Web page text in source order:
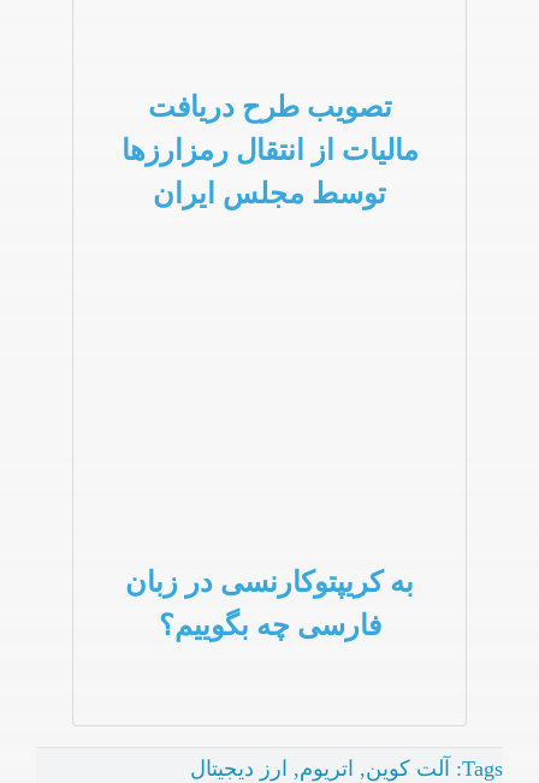
تصویب طرح دریافت
مالیات از انتقال رمزارزها
توسط مجلس ایران
به کریپتوکارنسی در زبان
فارسی چه بگوییم؟
Tags: آلت کوین, اتریوم, ارز دیجیتال